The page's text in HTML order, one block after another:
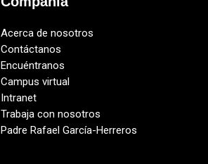
Acerca de nosotros
Contáctanos
Encuéntranos
Campus virtual
Intranet
Trabaja con nosotros
Padre Rafael García-Herreros